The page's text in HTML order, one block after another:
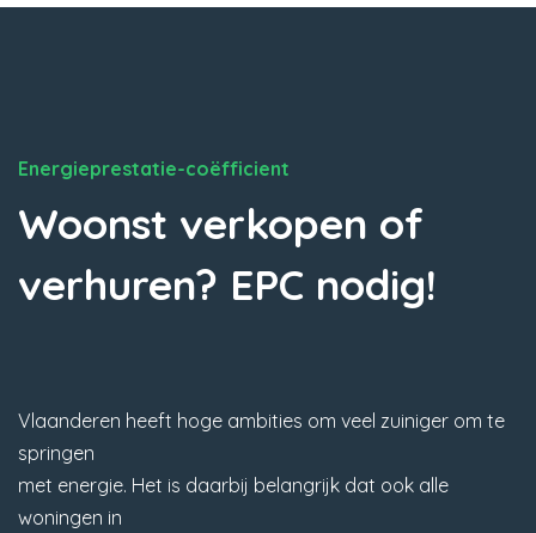
Energieprestatie-coëfficient
Woonst verkopen of
verhuren? EPC nodig!
Vlaanderen heeft hoge ambities om veel zuiniger om te
springen
met energie. Het is daarbij belangrijk dat ook alle
woningen in